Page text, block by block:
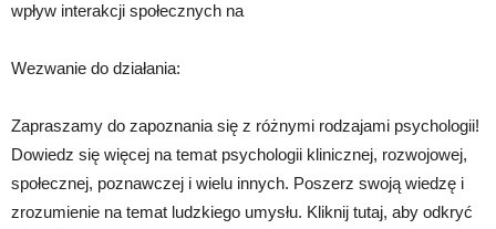
wpływ interakcji społecznych na
Wezwanie do działania:
Zapraszamy do zapoznania się z różnymi rodzajami psychologii!
Dowiedz się więcej na temat psychologii klinicznej, rozwojowej,
społecznej, poznawczej i wielu innych. Poszerz swoją wiedzę i
zrozumienie na temat ludzkiego umysłu. Kliknij tutaj, aby odkryć